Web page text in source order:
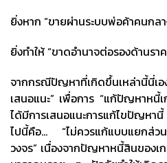
ยิ่งหาก “ขายผ่านระบบพ่อค้าคนกลา
ยิ่งทำให้ “ขาดอำนาจต่อรองด้านรา
จากกรณีปัญหาที่เกิดขึ้นเหล่านี้นี่เอ
เสนอแนะ” เพื่อการ “แก้ปัญหาหนี้
ได้มีการเสนอแนะการแก้ไขปัญหา
ไปนี้คือ… “ไม่ควรแก้แบบแยกส่
วงจร” เนื่องจากปัญหาหนี้สินของเ